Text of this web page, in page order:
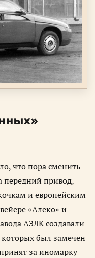
что пора сменить
передний привод,
и европейским
«Алеко» и
АЗЛК создавали
был замечен
за иномарку